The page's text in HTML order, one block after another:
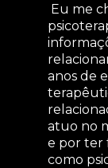
Eu me
anos de
atuo no
e por ter
como